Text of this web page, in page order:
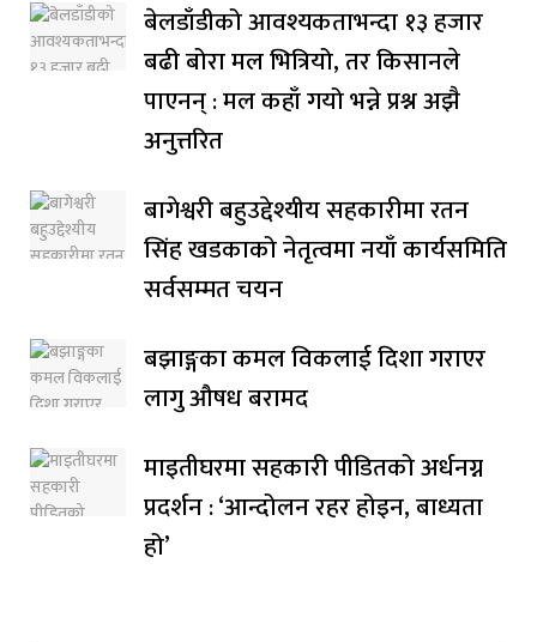
बेलडाँडीको आवश्यकताभन्दा १३ हजार
बढी बोरा मल भित्रियो, तर किसानले
पाएनन् : मल कहाँ गयो भन्ने प्रश्न अझै
अनुत्तरित
बागेश्वरी बहुउद्देश्यीय सहकारीमा रतन
सिंह खडकाको नेतृत्वमा नयाँ कार्यसमिति
सर्वसम्मत चयन
बझाङ्गका कमल विकलाई दिशा गराएर
लागु औषध बरामद
माइतीघरमा सहकारी पीडितको अर्धनग्न
प्रदर्शन : ‘आन्दोलन रहर होइन, बाध्यता
हो’